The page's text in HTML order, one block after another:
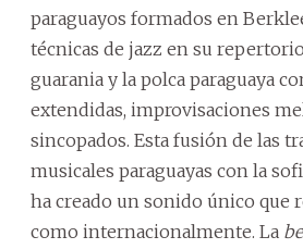
paraguayos formados en
técnicas de jazz en su
guarania y la polca paraguaya
extendidas, improvisaciones
sincopados. Esta fusión de las
musicales paraguayas con la
ha creado un sonido único que
como internacionalmente. La